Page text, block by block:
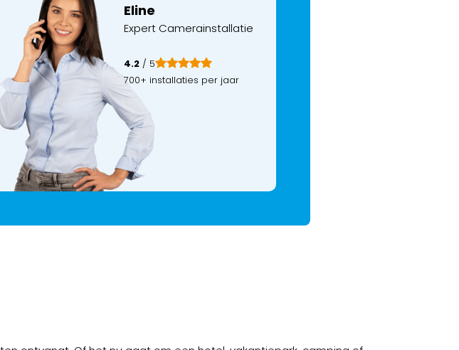
Eline
Expert Camerainstallatie
4.2 / 5
700+ installaties per jaar